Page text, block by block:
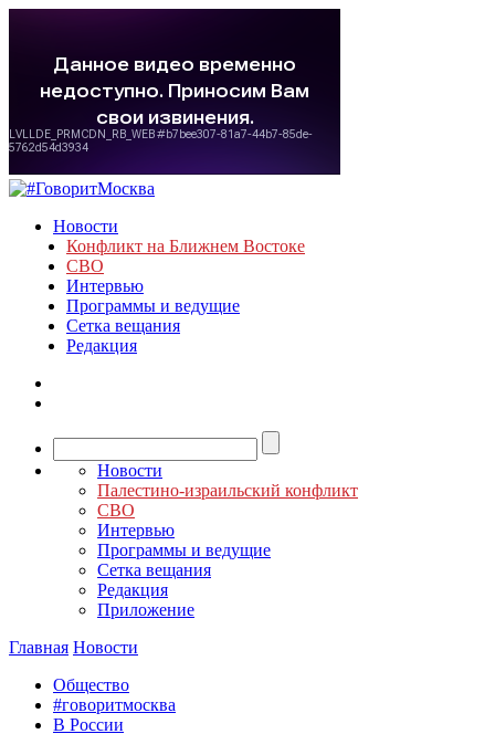
Новости
Конфликт на Ближнем Востоке
СВО
Интервью
Программы и ведущие
Сетка вещания
Редакция
Новости
Палестино-израильский конфликт
СВО
Интервью
Программы и ведущие
Сетка вещания
Редакция
Приложение
Главная Новости
Общество
#говоритмосква
В России